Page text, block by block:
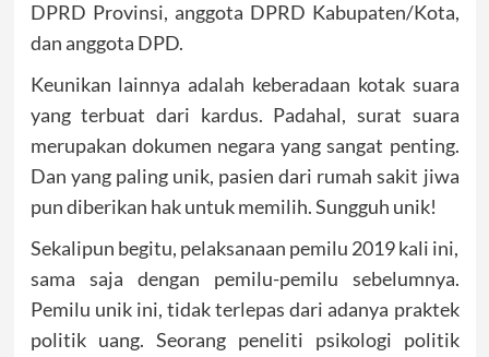
DPRD Provinsi, anggota DPRD Kabupaten/Kota,
dan anggota DPD.
Keunikan lainnya adalah keberadaan kotak suara
yang terbuat dari kardus. Padahal, surat suara
merupakan dokumen negara yang sangat penting.
Dan yang paling unik, pasien dari rumah sakit jiwa
pun diberikan hak untuk memilih. Sungguh unik!
Sekalipun begitu, pelaksanaan pemilu 2019 kali ini,
sama saja dengan pemilu-pemilu sebelumnya.
Pemilu unik ini, tidak terlepas dari adanya praktek
politik uang. Seorang peneliti psikologi politik